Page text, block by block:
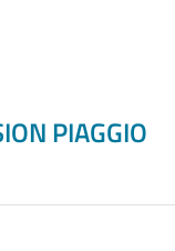
PIAGGIO